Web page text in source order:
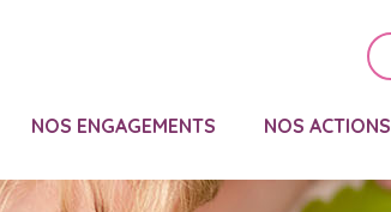
NOS ENGAGEMENTS NOS ACTIONS